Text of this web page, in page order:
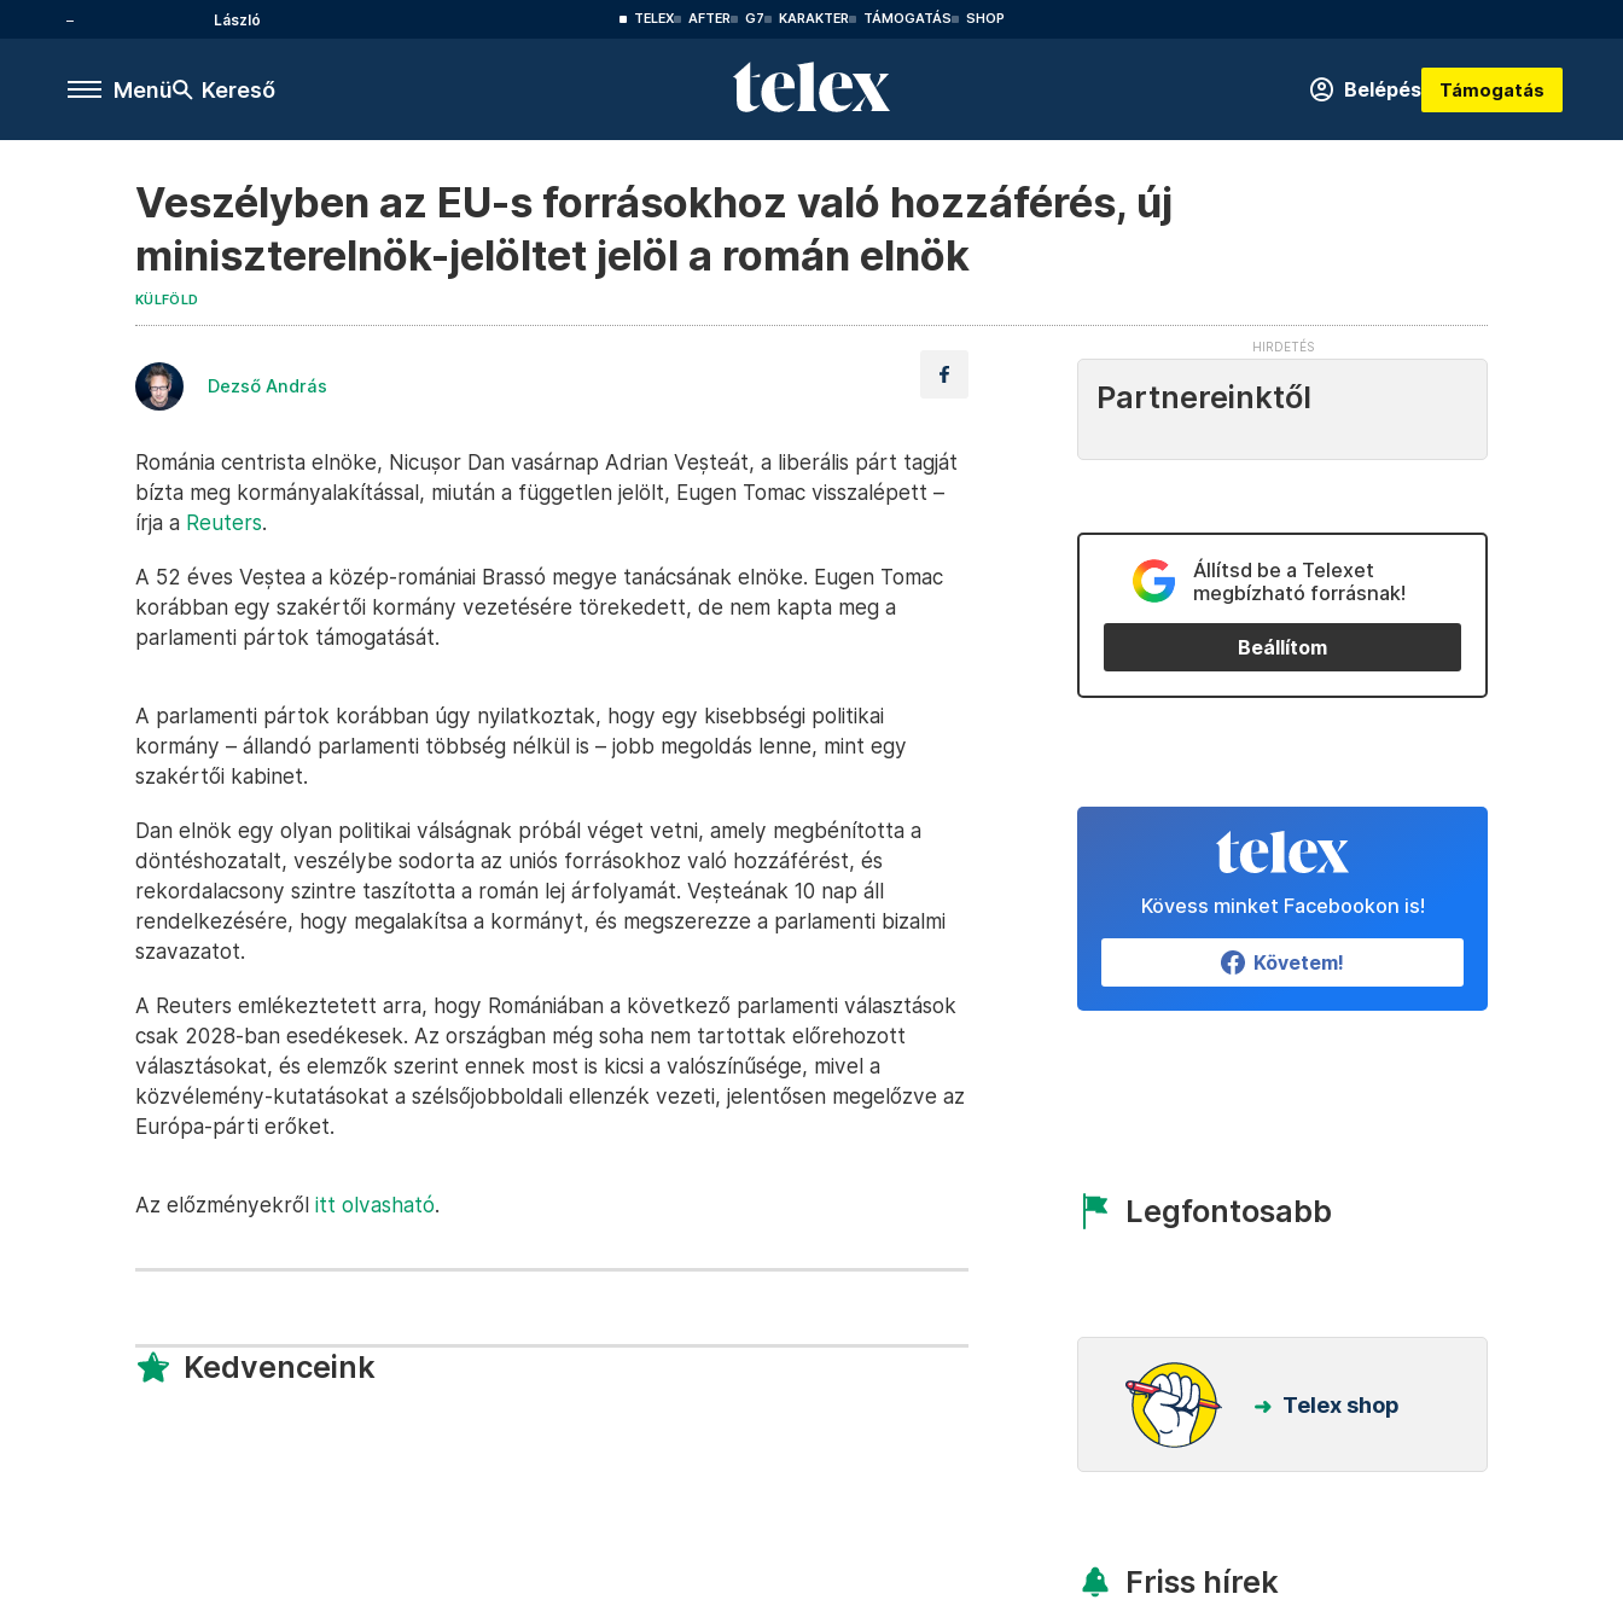
László TELEX AFTER G7 KARAKTER TÁMOGATÁS SHOP
Menü Kereső Belépés Támogatás
Veszélyben az EU-s forrásokhoz való hozzáférés, új
miniszterelnök-jelöltet jelöl a román elnök
KÜLFÖLD
Dezső András
Románia centrista elnöke, Nicușor Dan vasárnap Adrian Veșteát, a liberális párt tagját
bízta meg kormányalakítással, miután a független jelölt, Eugen Tomac visszalépett –
írja a Reuters.
A 52 éves Veștea a közép-romániai Brassó megye tanácsának elnöke. Eugen Tomac
korábban egy szakértői kormány vezetésére törekedett, de nem kapta meg a
parlamenti pártok támogatását.
A parlamenti pártok korábban úgy nyilatkoztak, hogy egy kisebbségi politikai
kormány – állandó parlamenti többség nélkül is – jobb megoldás lenne, mint egy
szakértői kabinet.
Dan elnök egy olyan politikai válságnak próbál véget vetni, amely megbénította a
döntéshozatalt, veszélybe sodorta az uniós forrásokhoz való hozzáférést, és
rekordalacsony szintre taszította a román lej árfolyamát. Veșteának 10 nap áll
rendelkezésére, hogy megalakítsa a kormányt, és megszerezze a parlamenti bizalmi
szavazatot.
A Reuters emlékeztetett arra, hogy Romániában a következő parlamenti választások
csak 2028-ban esedékesek. Az országban még soha nem tartottak előrehozott
választásokat, és elemzők szerint ennek most is kicsi a valószínűsége, mivel a
közvélemény-kutatásokat a szélsőjobboldali ellenzék vezeti, jelentősen megelőzve az
Európa-párti erőket.
Az előzményekről itt olvasható.
Kedvenceink
Partnereinktől
Állítsd be a Telexet
megbízható forrásnak!
Beállítom
Kövess minket Facebookon is!
Követem!
Legfontosabb
Telex shop
Friss hírek